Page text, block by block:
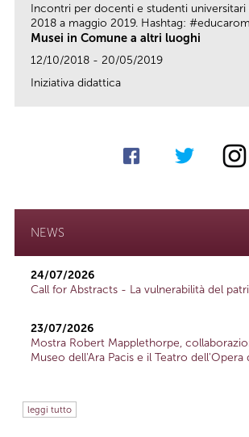
Incontri per docenti e studenti
2018 a maggio 2019. Hashtag:
Musei in Comune a altri luoghi
12/10/2018 - 20/05/2019
Iniziativa didattica
NEWS
24/07/2026
Call for Abstracts - La vulnerabilità del
23/07/2026
Mostra Robert Mapplethorpe,
Museo dell'Ara Pacis e il Teatro dell'Opera
leggi tutto